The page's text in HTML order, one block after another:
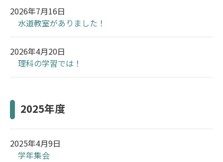
2026年7月16日
水道教室がありました！
2026年4月20日
理科の学習では！
2025年度
2025年4月9日
学年集会